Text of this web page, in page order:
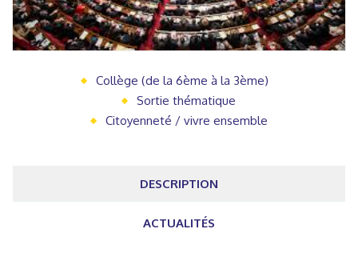
Collège (de la 6ème à la 3ème)
Sortie thématique
Citoyenneté / vivre ensemble
DESCRIPTION
ACTUALITÉS